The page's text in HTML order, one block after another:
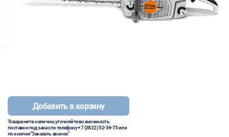
Добавить в корзину
Товара нет в наличии, уточняйте возможность
поставки под заказ по телефону+7 (3822) 52-34-73или
по кнопке "Заказать звонок"